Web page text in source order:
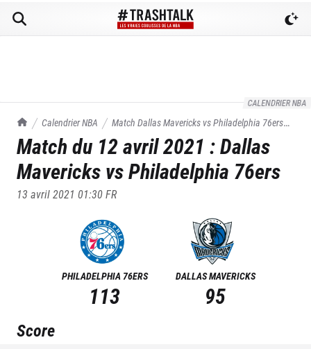
CALENDRIER NBA
TrashTalk Actu NBA
Calendrier NBA Match Dallas Mavericks vsPhiladelphia 76ers
du 12/04/2021
Match du 12 avril 2021 :Dallas
Mavericks vsPhiladelphia 76ers
13 avril 2021 01:30FR
PHILADELPHIA 76ERS
113
DALLAS MAVERICKS
95
Score